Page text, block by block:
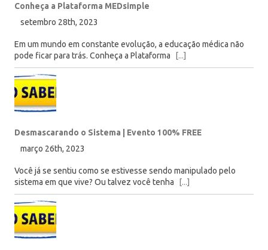
Conheça a Plataforma MEDsimple
setembro 28th, 2023
Em um mundo em constante evolução, a educação médica não
pode ficar para trás. Conheça a Plataforma
[...]
Desmascarando o Sistema | Evento 100% FREE
março 26th, 2023
Você já se sentiu como se estivesse sendo manipulado pelo
sistema em que vive? Ou talvez você tenha
[...]